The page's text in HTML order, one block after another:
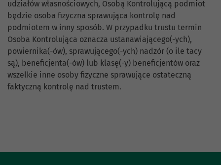
udziałów własnościowych, Osobą Kontrolującą podmiot
będzie osoba fizyczna sprawująca kontrolę nad
podmiotem w inny sposób. W przypadku trustu termin
Osoba Kontrolująca oznacza ustanawiającego(-ych),
powiernika(-ów), sprawującego(-ych) nadzór (o ile tacy
są), beneficjenta(-ów) lub klasę(-y) beneficjentów oraz
wszelkie inne osoby fizyczne sprawujące ostateczną
faktyczną kontrolę nad trustem.